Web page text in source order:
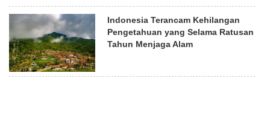
Indonesia Terancam Kehilangan
Pengetahuan yang Selama Ratusan
Tahun Menjaga Alam